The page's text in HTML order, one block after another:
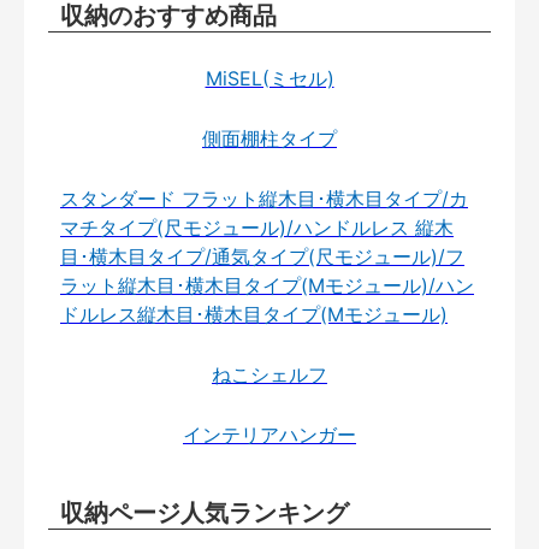
収納のおすすめ商品
MiSEL(ミセル)
側面棚柱タイプ
スタンダード フラット縦木目･横木目タイプ/カ
マチタイプ(尺モジュール)/ハンドルレス 縦木
目･横木目タイプ/通気タイプ(尺モジュール)/フ
ラット縦木目･横木目タイプ(Mモジュール)/ハン
ドルレス縦木目･横木目タイプ(Mモジュール)
ねこシェルフ
インテリアハンガー
収納ページ人気ランキング